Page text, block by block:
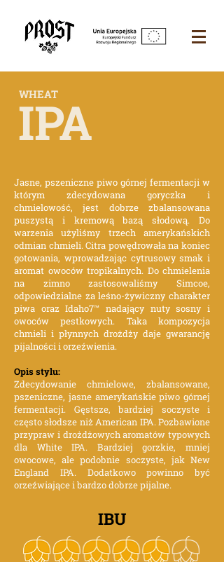
IPA
WHEAT
Jasne, pszeniczne piwo górnej fermentacji w
którym zdecydowana goryczka i
chmielowość, jest dobrze zbalansowana
puszystą i kremową bazą słodową. Do
warzenia użyliśmy trzech amerykańskich
odmian chmieli. Citra powędrowała na koniec
gotowania, wprowadzając cytrusowy smak i
aromat owoców tropikalnych. Do chmielenia
na zimno zastosowaliśmy Simcoe,
odpowiedzialne za leśno-żywiczny charakter
piwa oraz Idaho7™ nadający nuty sosny i
owoców pestkowych. Taka kompozycja
chmieli i płynnych drożdży daje gwarancję
pijalności i orzeźwienia.
Opis stylu:
Zdecydowanie chmielowe, zbalansowane,
pszeniczne, jasne amerykańskie piwo górnej
fermentacji. Gęstsze, bardziej soczyste i
często słodsze niż American IPA. Pozbawione
przypraw i drożdżowych aromatów typowych
dla White IPA. Bardziej gorzkie, mniej
owocowe, ale podobnie soczyste, jak New
England IPA. Dodatkowo powinno być
orzeźwiające i bardzo dobrze pijalne.
IBU